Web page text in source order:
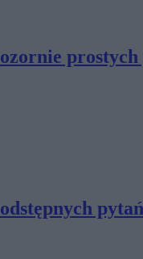
prostych